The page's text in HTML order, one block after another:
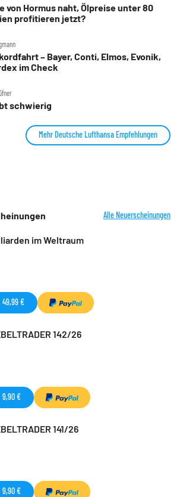
von Hormus naht, Ölpreise unter 80
profitieren jetzt?
– Bayer, Conti, Elmos, Evonik,
im Check
schwierig
Mehr Deutsche Lufthansa Empfehlungen
Alle Neuerscheinungen
im Weltraum
49,99 €
142/26
9,90 €
141/26
9,90 €